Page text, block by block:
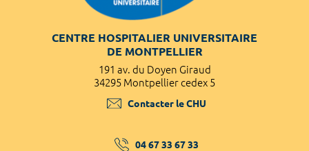
CENTRE HOSPITALIER UNIVERSITAIRE
DE MONTPELLIER
191 av. du Doyen Giraud
34295 Montpellier cedex 5
Contacter le CHU
04 67 33 67 33